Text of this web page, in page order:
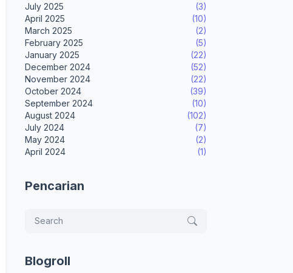
July 2025
(3)
April 2025
(10)
March 2025
(2)
February 2025
(5)
January 2025
(22)
December 2024
(52)
November 2024
(22)
October 2024
(39)
September 2024
(10)
August 2024
(102)
July 2024
(7)
May 2024
(2)
April 2024
(1)
Pencarian
Blogroll